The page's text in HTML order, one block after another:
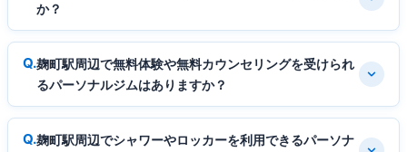
か？
麹町駅周辺で無料体験や無料カウンセリングを受けられ
るパーソナルジムはありますか？
麹町駅周辺でシャワーやロッカーを利用できるパーソナ